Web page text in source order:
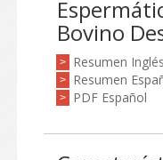
Bovino
> Resumen Inglés
> Resumen
> PDF Español